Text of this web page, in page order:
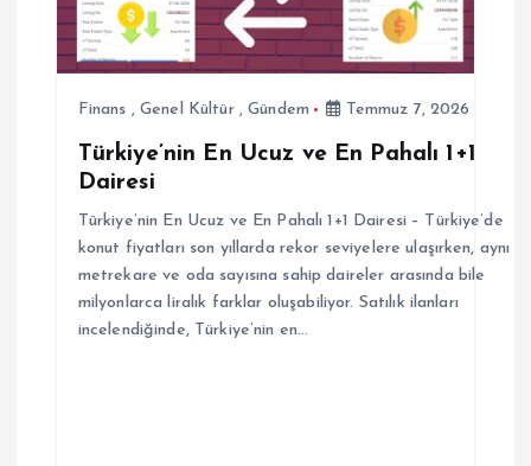
m
Finans ,Genel Kültür,Gündem Temmuz 7, 2026
Türkiye’nin En Ucuz ve En Pahalı 1+1
Dairesi
Türkiye’nin En Ucuz ve En Pahalı 1+1 Dairesi – Türkiye’de
konut fiyatları son yıllarda rekor seviyelere ulaşırken, aynı
metrekare ve oda sayısına sahip daireler arasında bile
milyonlarca liralık farklar oluşabiliyor. Satılık ilanları
incelendiğinde, Türkiye’nin en…